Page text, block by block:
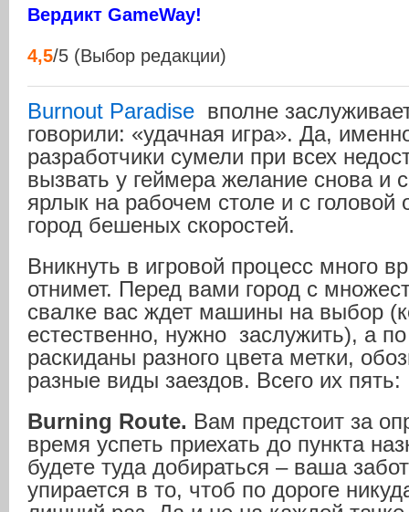
Вердикт GameWay!
4,5/5 (Выбор редакции)
Burnout Paradise вполне
говорили: «удачная игра». Да,
разработчики сумели при всех
вызвать у геймера желание снова и
ярлык на рабочем столе и с головой
город бешеных скоростей.
Вникнуть в игровой процесс много
отнимет. Перед вами город с
свалке вас ждет машины на выбор
естественно, нужно заслужить), а
раскиданы разного цвета метки,
разные виды заездов. Всего их пять:
Burning Route. Вам предстоит за
время успеть приехать до пункта
будете туда добираться – ваша
упирается в то, чтоб по дороге